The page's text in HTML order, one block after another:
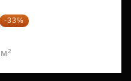
-33%